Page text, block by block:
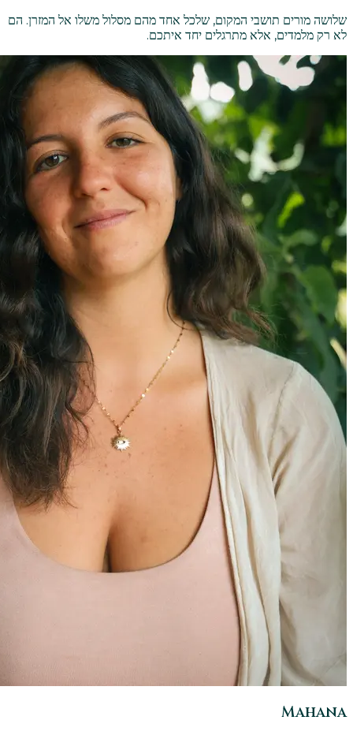
שלושה מורים תושבי המקום, שלכל אחד מהם מסלול משלו אל המזרן. הם
לא רק מלמדים, אלא מתרגלים יחד איתכם.
Mahana